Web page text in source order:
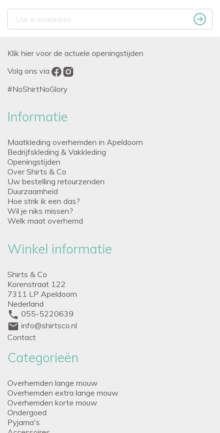
Klik hier voor de actuele openingstijden
Volg ons via
#NoShirtNoGlory
Informatie
Maatkleding overhemden in Apeldoorn
Bedrijfskleding & Vakkleding
Openingstijden
Over Shirts & Co
Uw bestelling retourzenden
Duurzaamheid
Hoe strik ik een das?
Wil je niks missen?
Welk maat overhemd
Winkel informatie
Shirts & Co
Korenstraat 122
7311 LP Apeldoorn
Nederland
phone 055-5220639
mail info@shirtsco.nl
Contact
Categorieën
Overhemden lange mouw
Overhemden extra lange mouw
Overhemden korte mouw
Ondergoed
Pyjama's